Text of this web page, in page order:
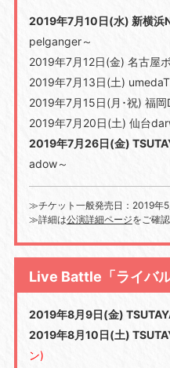
2019年7月10日(水) 新横浜
pelganger～
2019年7月12日(金) 名古屋
2019年7月13日(土)
2019年7月15日(月･祝) 福
2019年7月20日(土) 仙台
2019年7月26日(金)
adow～
≫チケット一般発売日：2019年
≫詳細は公演詳細ページをご確
Live Battle「ライバル
2019年8月9日(金)
2019年8月10日(土)
ン)